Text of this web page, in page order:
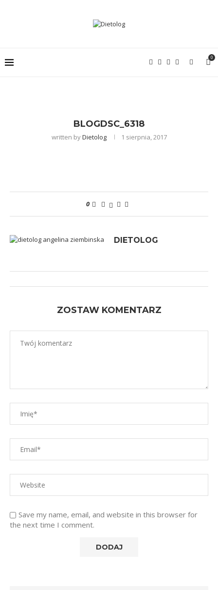
0
BLOGDSC_6318
written byDietolog 1 sierpnia, 2017
0
DIETOLOG
ZOSTAW KOMENTARZ
Save my name, email, and website in this browser for
the next time I comment.